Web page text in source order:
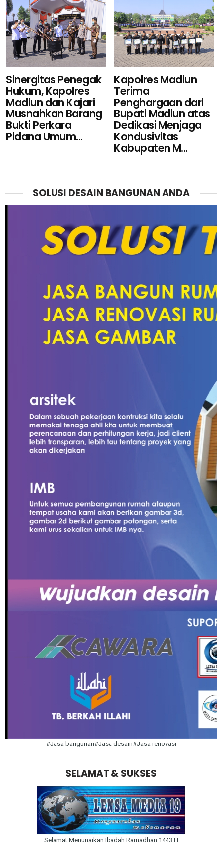
Sinergitas Penegak
Hukum, Kapolres
Madiun dan Kajari
Musnahkan Barang
Bukti Perkara
Pidana Umum...
Kapolres Madiun
Terima
Penghargaan dari
Bupati Madiun atas
Dedikasi Menjaga
Kondusivitas
Kabupaten M...
SOLUSI DESAIN BANGUNAN ANDA
#Jasa bangunan#Jasa desain#Jasa renovasi
SELAMAT & SUKSES
Selamat Menunaikan Ibadah Ramadhan 1443 H